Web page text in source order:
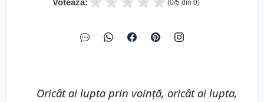
Votează: (0/5 din 0)
Oricât ai lupta prin voinţă, oricât ai lupta,